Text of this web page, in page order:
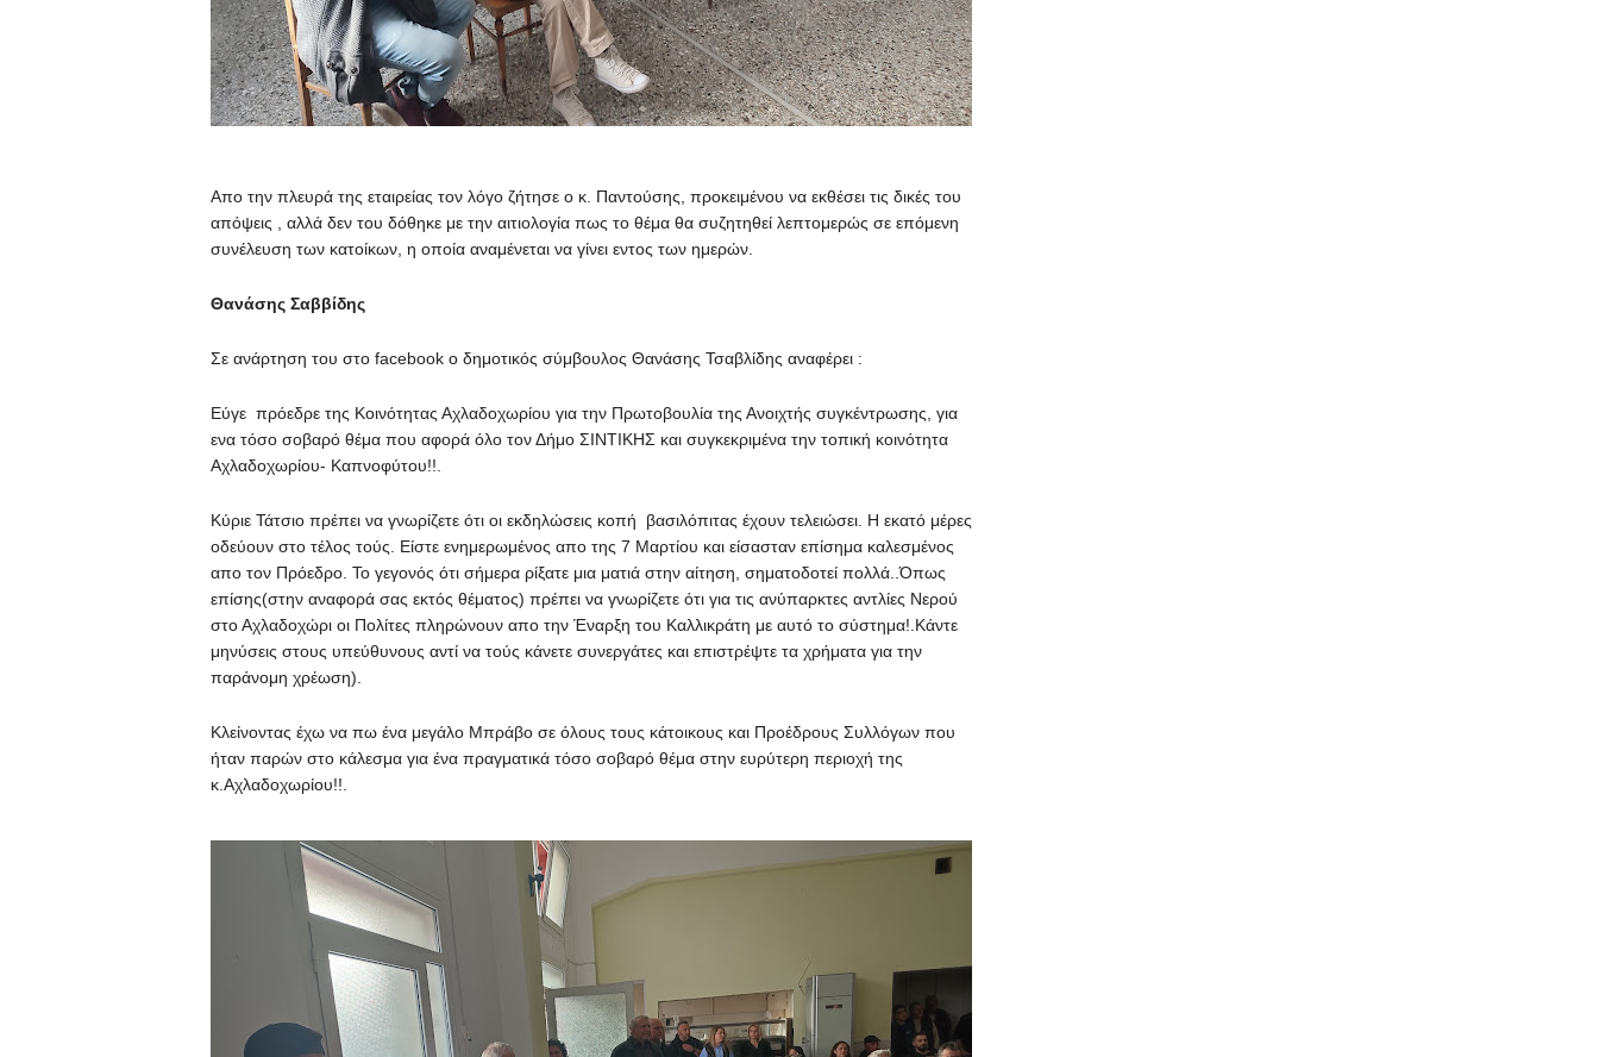
Απο την πλευρά της εταιρείας τον λόγο ζήτησε ο κ. Παντούσης, προκειμένου να εκθέσει τις δικές του
απόψεις , αλλά δεν του δόθηκε με την αιτιολογία πως το θέμα θα συζητηθεί λεπτομερώς σε επόμενη
συνέλευση των κατοίκων, η οποία αναμένεται να γίνει εντος των ημερών.
Θανάσης Σαββίδης
Σε ανάρτηση του στο facebook ο δημοτικός σύμβουλος Θανάσης Τσαβλίδης αναφέρει :
Εύγε πρόεδρε της Κοινότητας Αχλαδοχωρίου για την Πρωτοβουλία της Ανοιχτής συγκέντρωσης, για
ενα τόσο σοβαρό θέμα που αφορά όλο τον Δήμο ΣΙΝΤΙΚΗΣ και συγκεκριμένα την τοπική κοινότητα
Αχλαδοχωρίου- Καπνοφύτου!!.
Κύριε Τάτσιο πρέπει να γνωρίζετε ότι οι εκδηλώσεις κοπή βασιλόπιτας έχουν τελειώσει. Η εκατό μέρες
οδεύουν στο τέλος τούς. Είστε ενημερωμένος απο της 7 Μαρτίου και είσασταν επίσημα καλεσμένος
απο τον Πρόεδρο. Το γεγονός ότι σήμερα ρίξατε μια ματιά στην αίτηση, σηματοδοτεί πολλά..Όπως
επίσης(στην αναφορά σας εκτός θέματος) πρέπει να γνωρίζετε ότι για τις ανύπαρκτες αντλίες Νερού
στο Αχλαδοχώρι οι Πολίτες πληρώνουν απο την Έναρξη του Καλλικράτη με αυτό το σύστημα!.Κάντε
μηνύσεις στους υπεύθυνους αντί να τούς κάνετε συνεργάτες και επιστρέψτε τα χρήματα για την
παράνομη χρέωση).
Κλείνοντας έχω να πω ένα μεγάλο Μπράβο σε όλους τους κάτοικους και Προέδρους Συλλόγων που
ήταν παρών στο κάλεσμα για ένα πραγματικά τόσο σοβαρό θέμα στην ευρύτερη περιοχή της
κ.Αχλαδοχωρίου!!.